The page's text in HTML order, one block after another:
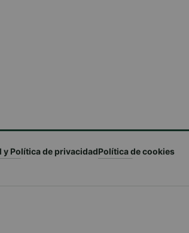
y Política de privacidadPolítica de cookies